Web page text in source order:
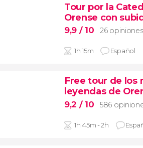
Tour por la
Orense con
9,9 / 10 26 opiniones
1h 15m Español
Free tour de los
leyendas de
9,2 / 10 586
1h 45m - 2h